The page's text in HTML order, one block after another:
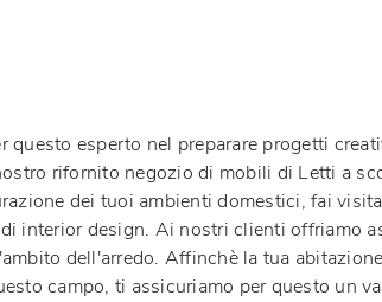
esperto nel preparare progetti
rifornito negozio di mobili di Letti a
dei tuoi ambienti domestici, fai
interior design. Ai nostri clienti offriamo
dell'arredo. Affinchè la tua
campo, ti assicuriamo per questo un